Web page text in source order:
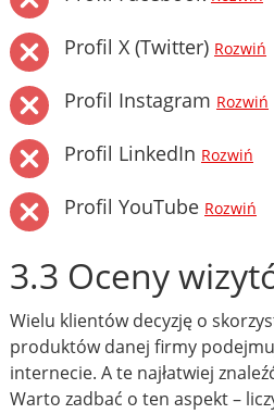
Profil X (Twitter) Rozwiń
Profil Instagram Rozwiń
Profil LinkedIn Rozwiń
Profil YouTube Rozwiń
3.3 Oceny
Wielu klientów decyzję o
produktów danej firmy
internecie. A te najłatwiej
Warto zadbać o ten aspekt –